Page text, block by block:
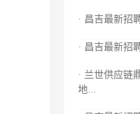
· 昌吉最新招
· 昌吉最新招
· 兰世供应链
地...